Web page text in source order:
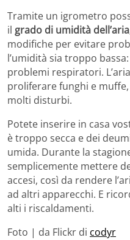
Tramite un igrometro
il grado di umidità dell’aria
modifiche per evitare
l’umidità sia troppo
problemi respiratori.
proliferare funghi e
molti disturbi.
Potete inserire in casa
è troppo secca e dei
umida. Durante la
semplicemente mettere
accesi, così da rendere
ad altri apparecchi. E
alti i riscaldamenti.
Foto | da Flickr di codyr